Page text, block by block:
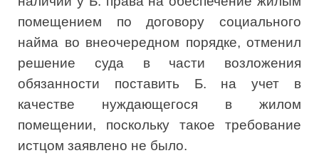
помещением по договору социального
найма во внеочередном порядке, отменил
решение суда в части возложения
обязанности поставить Б. на учет в
качестве нуждающегося в жилом
помещении, поскольку такое требование
истцом заявлено не было.